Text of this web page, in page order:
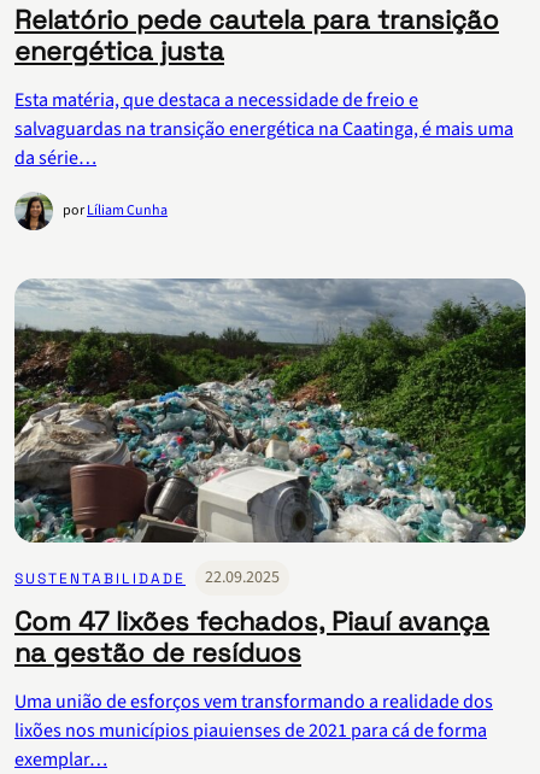
Relatório pede cautela para transição
energética justa
Esta matéria, que destaca a necessidade de freio e
salvaguardas na transição energética na Caatinga, é mais uma
da série…
porLíliam Cunha
SUSTENTABILIDADE 22.09.2025
Com 47 lixões fechados, Piauí avança
na gestão de resíduos
Uma união de esforços vem transformando a realidade dos
lixões nos municípios piauienses de 2021 para cá de forma
exemplar…